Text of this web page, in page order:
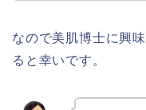
なので美肌博士に興
ると幸いです。